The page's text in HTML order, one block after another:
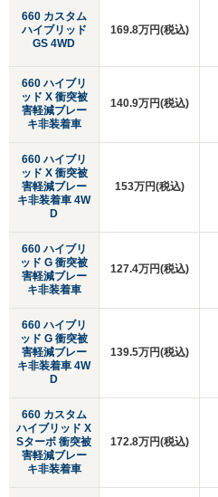
660 カスタム
ハイブリッド
GS 4WD
660 ハイブリ
ッド X 衝突被
害軽減ブレー
キ非装着車
660 ハイブリ
ッド X 衝突被
害軽減ブレー
キ非装着車 4W
D
660 ハイブリ
ッド G 衝突被
害軽減ブレー
キ非装着車
660 ハイブリ
ッド G 衝突被
害軽減ブレー
キ非装着車 4W
D
660 カスタム
ハイブリッド X
Sターボ 衝突被
害軽減ブレー
キ非装着車
169.8万円(税込)
140.9万円(税込)
153万円(税込)
127.4万円(税込)
139.5万円(税込)
172.8万円(税込)